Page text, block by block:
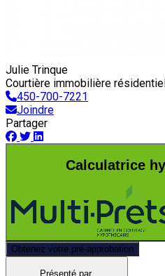
Julie Trinque
Courtière immobilière
450-700-7221
Joindre
Partager
Calculatrice
Obtenez votre pré-approbation
Présenté par